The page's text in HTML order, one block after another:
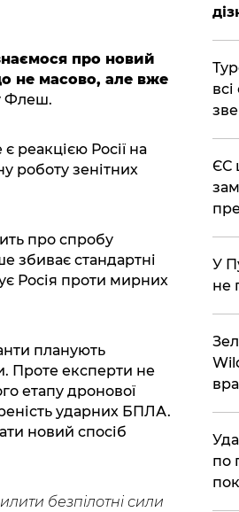
про новий
не масово, але вже
Флеш.
реакцією Росії на
роботу зенітних
про спробу
збиває стандартні
Росія проти мирних
планують
Проте експерти не
етапу дронової
ударних БПЛА.
новий спосіб
безпілотні сили
ЄС
У
не
по